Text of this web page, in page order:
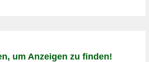
um Anzeigen zu finden!